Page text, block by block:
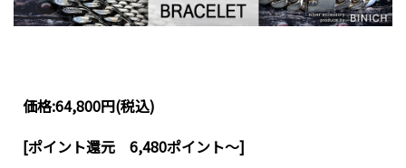
価格:64,800円(税込)
[ポイント還元 6,480ポイント～]